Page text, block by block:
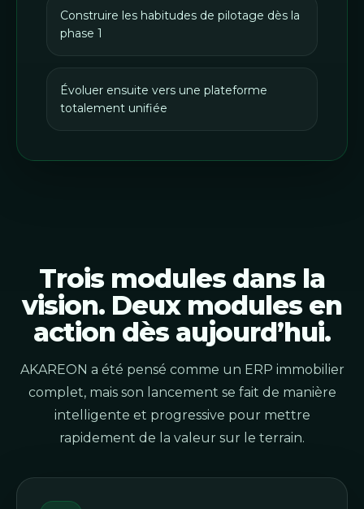
Construire les habitudes de pilotage dès la
phase 1
Évoluer ensuite vers une plateforme
totalement unifiée
Trois modules dans la
vision. Deux modules en
action dès aujourd’hui.
AKAREON a été pensé comme un ERP immobilier
complet, mais son lancement se fait de manière
intelligente et progressive pour mettre
rapidement de la valeur sur le terrain.